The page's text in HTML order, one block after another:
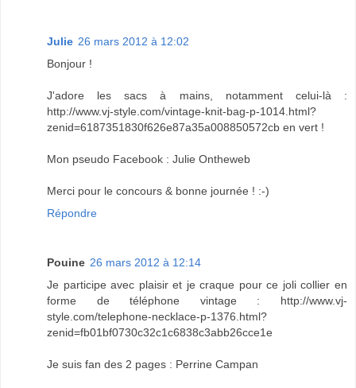
Julie 26 mars 2012 à 12:02
Bonjour !
J'adore les sacs à mains, notamment celui-là :
http://www.vj-style.com/vintage-knit-bag-p-1014.html?
zenid=6187351830f626e87a35a008850572cb en vert !
Mon pseudo Facebook : Julie Ontheweb
Merci pour le concours & bonne journée ! :-)
Répondre
Pouine 26 mars 2012 à 12:14
Je participe avec plaisir et je craque pour ce joli collier en
forme de téléphone vintage : http://www.vj-
style.com/telephone-necklace-p-1376.html?
zenid=fb01bf0730c32c1c6838c3abb26cce1e
Je suis fan des 2 pages : Perrine Campan